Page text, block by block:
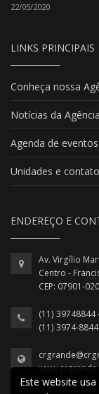
22/05/2020
LINKS PRINCIPAIS
Conheça nossa
Notícias da Agência
Agenda de eventos
Unidades e contato
ENDEREÇO E
Av. Virgílio
Centro -
CEP: 07901-020
(11)
(11) 3974-8844
Este website usa